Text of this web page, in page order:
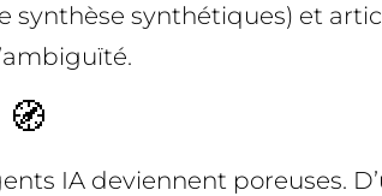
synthèse synthétiques) et
IA deviennent poreuses.